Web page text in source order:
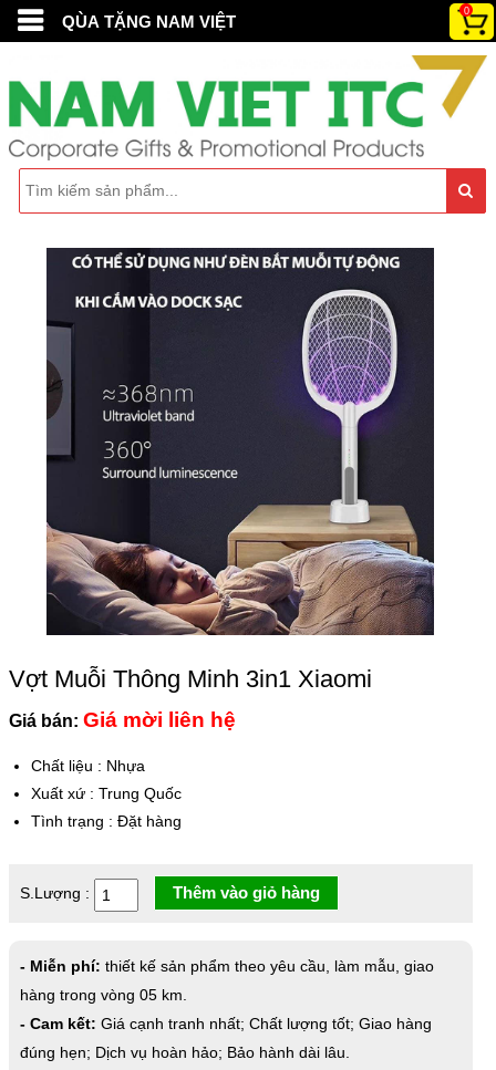
QÙA TẶNG NAM VIỆT
0
Vợt Muỗi Thông Minh 3in1 Xiaomi
Giá bán: Giá mời liên hệ
Chất liệu : Nhựa
Xuất xứ : Trung Quốc
Tình trạng : Đặt hàng
S.Lượng : Thêm vào giỏ hàng
- Miễn phí: thiết kế sản phẩm theo yêu cầu, làm mẫu, giao
hàng trong vòng 05 km.
- Cam kết: Giá cạnh tranh nhất; Chất lượng tốt; Giao hàng
đúng hẹn; Dịch vụ hoàn hảo; Bảo hành dài lâu.